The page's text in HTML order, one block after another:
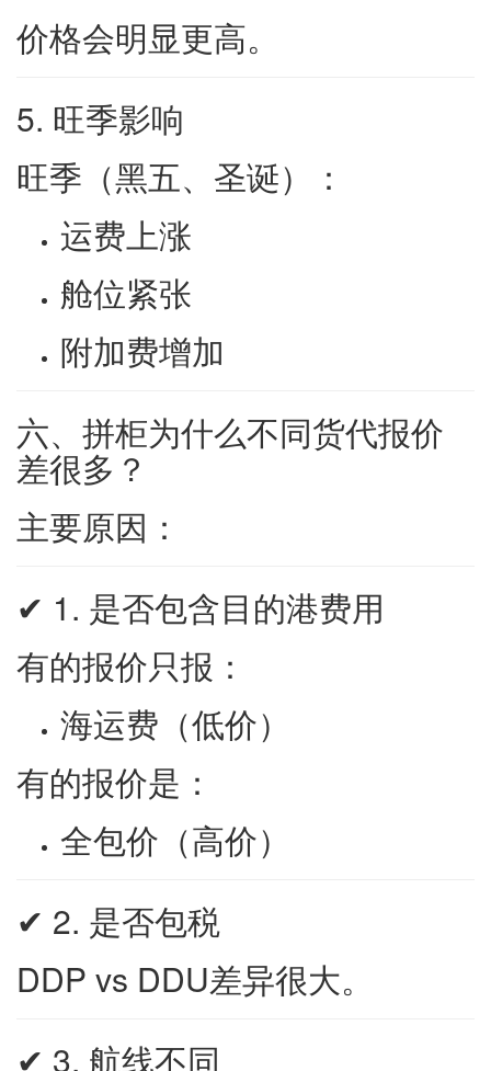
价格会明显更高。
5. 旺季影响
旺季（黑五、圣诞）：
运费上涨
舱位紧张
附加费增加
六、拼柜为什么不同货代报价
差很多？
主要原因：
✔ 1. 是否包含目的港费用
有的报价只报：
海运费（低价）
有的报价是：
全包价（高价）
✔ 2. 是否包税
DDP vs DDU差异很大。
✔ 3. 航线不同